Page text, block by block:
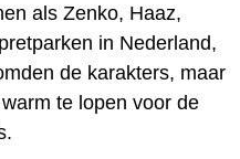
als Zenko, Haaz,
in Nederland,
de karakters, maar
te lopen voor de